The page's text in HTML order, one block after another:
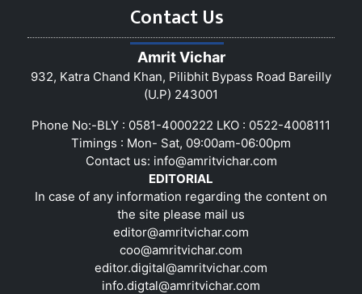
Contact Us
Amrit Vichar
932, Katra Chand Khan, Pilibhit Bypass Road Bareilly
(U.P) 243001
Phone No:-BLY : 0581-4000222 LKO : 0522-4008111
Timings : Mon- Sat, 09:00am-06:00pm
Contact us: info@amritvichar.com
EDITORIAL
In case of any information regarding the content on
the site please mail us
editor@amritvichar.com
coo@amritvichar.com
editor.digital@amritvichar.com
info.digtal@amritvichar.com